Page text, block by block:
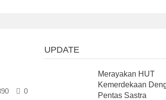
0
UPDATE
Merayakan HUT
Kemerdekaan
Pentas Sastra